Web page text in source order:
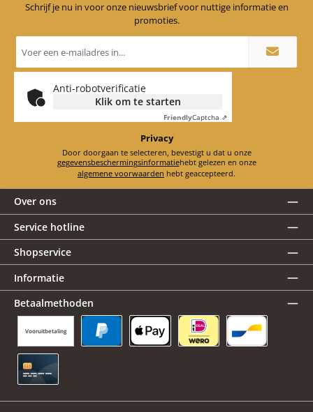
Schrijf je nu in voor onze nieuwsbrief voor nuttige informatie en
promoties.
mailadres
*
Anti-robotverificatie
Klik om te starten
FriendlyCaptcha ⇗
Privacy
Door doorgaan te selecteren, bevestigt u dat u onze
gegevensbeschermingsinformatie
hebt gelezen en onze
algemene voorwaarden hebt geaccepteerd.
Over ons
Service hotline
Shopservice
Informatie
Betaalmethoden
Vooruitbetaling